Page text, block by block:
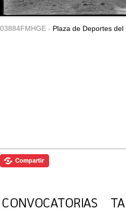
03884FMHGE - Plaza de Deportes del